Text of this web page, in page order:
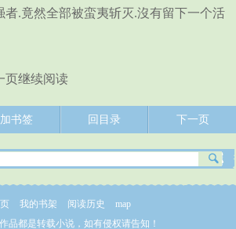
.竟然全部被蛮夷斩灭.沒有留下一个活
继续阅读
加书签 回目录 下一页
我的书架 阅读历史
map
品都是转载小说，如有侵权请告知！